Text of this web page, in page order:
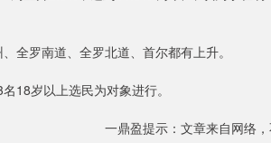
罗南道、全罗北道、首尔都有上升。
岁以上选民为对象进行。
一鼎盈提示：文章来自网络，